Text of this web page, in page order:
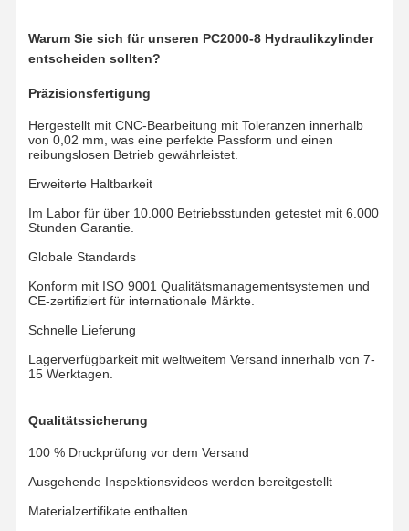
Spurbolzen
Einbaugruppe
Ausbaubäume
Dozer Schneidkante
Drücken Sie auf die Spurspinne
Herumdrehenlager
Warum Sie sich für unseren PC2000-8 Hydraulikzylinder
entscheiden sollten?
Präzisionsfertigung
Hergestellt mit CNC-Bearbeitung mit Toleranzen innerhalb
von 0,02 mm, was eine perfekte Passform und einen
reibungslosen Betrieb gewährleistet.
Erweiterte Haltbarkeit
Im Labor für über 10.000 Betriebsstunden getestet mit 6.000
Stunden Garantie.
Globale Standards
Konform mit ISO 9001 Qualitätsmanagementsystemen und
CE-zertifiziert für internationale Märkte.
Schnelle Lieferung
Lagerverfügbarkeit mit weltweitem Versand innerhalb von 7-
15 Werktagen.
Qualitätssicherung
100 % Druckprüfung vor dem Versand
Ausgehende Inspektionsvideos werden bereitgestellt
Materialzertifikate enthalten